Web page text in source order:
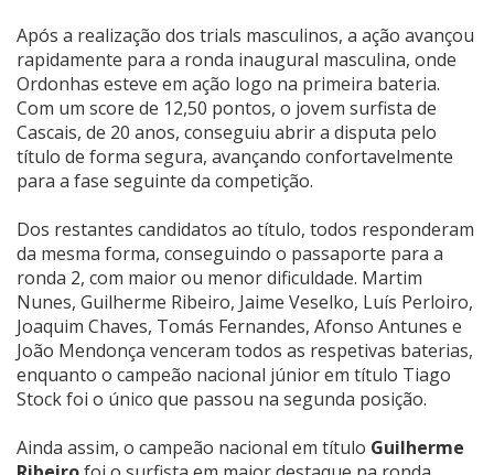
Após a realização dos trials masculinos, a ação avançou
rapidamente para a ronda inaugural masculina, onde
Ordonhas esteve em ação logo na primeira bateria.
Com um score de 12,50 pontos, o jovem surfista de
Cascais, de 20 anos, conseguiu abrir a disputa pelo
título de forma segura, avançando confortavelmente
para a fase seguinte da competição.
Dos restantes candidatos ao título, todos responderam
da mesma forma, conseguindo o passaporte para a
ronda 2, com maior ou menor dificuldade. Martim
Nunes, Guilherme Ribeiro, Jaime Veselko, Luís Perloiro,
Joaquim Chaves, Tomás Fernandes, Afonso Antunes e
João Mendonça venceram todos as respetivas baterias,
enquanto o campeão nacional júnior em título Tiago
Stock foi o único que passou na segunda posição.
Ainda assim, o campeão nacional em título Guilherme